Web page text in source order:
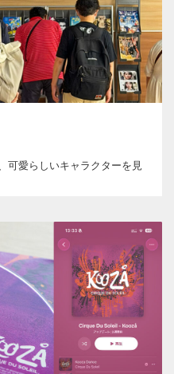
可愛らしいキャラクターを見